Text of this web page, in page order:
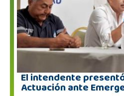
El intendente
Actuación ante